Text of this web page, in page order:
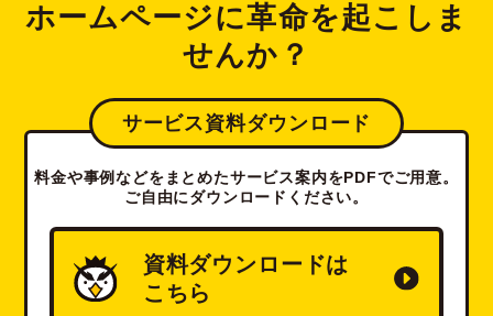
ホームページに革命を起こしま
せんか？
サービス資料ダウンロード
料金や事例などをまとめたサービス案内をPDFでご用意。
ご自由にダウンロードください。
資料ダウンロードは
こちら